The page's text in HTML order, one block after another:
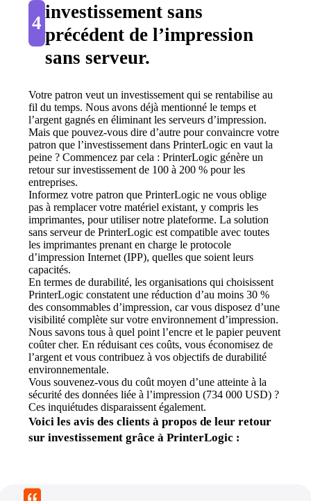
4
investissement sans
précédent de l’impression
sans serveur.
Votre patron veut un investissement qui se rentabilise au
fil du temps. Nous avons déjà mentionné le temps et
l’argent gagnés en éliminant les serveurs d’impression.
Mais que pouvez-vous dire d’autre pour convaincre votre
patron que l’investissement dans PrinterLogic en vaut la
peine ? Commencez par cela : PrinterLogic génère un
retour sur investissement de 100 à 200 % pour les
entreprises.
Informez votre patron que PrinterLogic ne vous oblige
pas à remplacer votre matériel existant, y compris les
imprimantes, pour utiliser notre plateforme. La solution
sans serveur de PrinterLogic est compatible avec toutes
les imprimantes prenant en charge le protocole
d’impression Internet (IPP), quelles que soient leurs
capacités.
En termes de durabilité, les organisations qui choisissent
PrinterLogic constatent une réduction d’au moins 30 %
des consommables d’impression, car vous disposez d’une
visibilité complète sur votre environnement d’impression.
Nous savons tous à quel point l’encre et le papier peuvent
coûter cher. En réduisant ces coûts, vous économisez de
l’argent et vous contribuez à vos objectifs de durabilité
environnementale.
Vous souvenez-vous du coût moyen d’une atteinte à la
sécurité des données liée à l’impression (734 000 USD) ?
Ces inquiétudes disparaissent également.
Voici les avis des clients à propos de leur retour
sur investissement grâce à PrinterLogic :